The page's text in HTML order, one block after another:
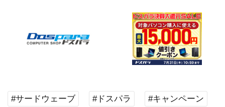
#サードウェーブ #ドスパラ #キャンペーン